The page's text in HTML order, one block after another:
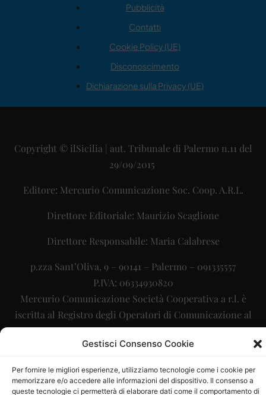
Gestisci Consenso Cookie
Per fornire le migliori esperienze, utilizziamo tecnologie come i cookie per
memorizzare e/o accedere alle informazioni del dispositivo. Il consenso a
queste tecnologie ci permetterà di elaborare dati come il comportamento di
Pubblicità
Contatti
Cookie Policy (UE)
Disconoscimento
Dichiarazione sulla Privacy (UE)
Copyright © ilSicilia | aut. Tribunale di Palermo n.11 del
29/09/2015
Editore: Mercurio Comunicazione Soc. Coop. A.R.L.
Direttore Editoriale: Maurizio Scaglione
Direttore Responsabile: Maria Calabrese
p.zza Sant’Oliva, 9 – 90141 – Palermo – 091335557
P.IVA: 06334930820
Mercurio Comunicazione Società Cooperativa a r.l. è
iscritta al Registro degli Operatori di Comunicazione al
numero 26988